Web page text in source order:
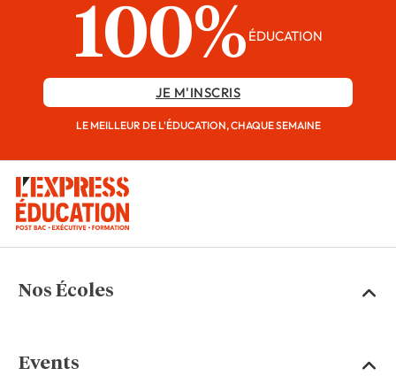
100% ÉDUCATION
JE M'INSCRIS
LE MEILLEUR DE L'ÉDUCATION, CHAQUE SEMAINE
Nos Écoles
Events